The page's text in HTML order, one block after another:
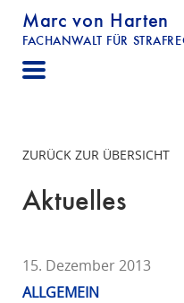
Marc von Harten
FACHANWALT FÜR
STRAFRECHT |
ZURÜCK ZUR ÜBERSICHT
Aktuelles
15. Dezember 2013
ALLGEMEIN